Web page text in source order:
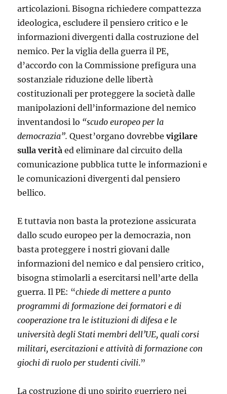
articolazioni. Bisogna richiedere compattezza
ideologica, escludere il pensiero critico e le
informazioni divergenti dalla costruzione del
nemico. Per la viglia della guerra il PE,
d’accordo con la Commissione prefigura una
sostanziale riduzione delle libertà
costituzionali per proteggere la società dalle
manipolazioni dell’informazione del nemico
inventandosi lo “scudo europeo per la
democrazia”. Quest’organo dovrebbevigilare
sulla verità ed eliminare dal circuito della
comunicazione pubblica tutte le informazioni e
le comunicazioni divergenti dal pensiero
bellico.
E tuttavia non basta la protezione assicurata
dallo scudo europeo per la democrazia, non
basta proteggere i nostri giovani dalle
informazioni del nemico e dal pensiero critico,
bisogna stimolarli a esercitarsi nell’arte della
guerra. Il PE: “chiede di mettere a punto
programmi di formazione dei formatori e di
cooperazione tra le istituzioni di difesa e le
università degli Stati membri dell’UE, quali corsi
militari, esercitazioni e attività di formazione con
giochi di ruolo per studenti civili.”
La costruzione di uno spirito guerriero nei